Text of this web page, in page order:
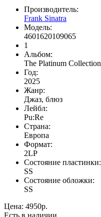
Производитель:
Frank Sinatra
Модель:
4601620109065
1
Альбом:
The Platinum Collection
Год:
2025
Жанр:
Джаз, блюз
Лейбл:
Pu:Re
Страна:
Европа
Формат:
2LP
Состояние пластинки:
SS
Состояние обложки:
SS
Цена: 4950р.
Есть в наличии